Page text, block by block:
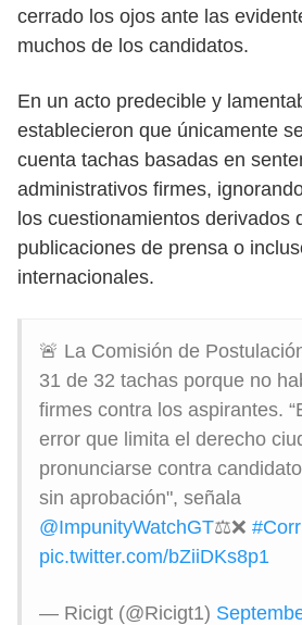
cerrado los ojos ante las
muchos de los candidatos.
En un acto predecible y
establecieron que únicamente
cuenta tachas basadas en
administrativos firmes,
los cuestionamientos derivados
publicaciones de prensa o
internacionales.
🚨 La Comisión de
31 de 32 tachas porque no
firmes contra los aspirantes.
error que limita el derecho
pronunciarse contra
sin aprobación", señala
@ImpunityWatchGT⚖️❌
pic.twitter.com/bZiiDKs8p1
— Ricigt (@Ricigt1)